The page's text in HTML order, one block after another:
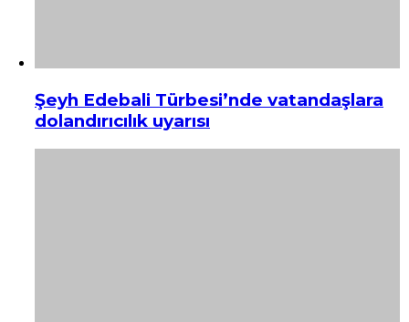
Şeyh Edebali Türbesi’nde vatandaşlara
dolandırıcılık uyarısı